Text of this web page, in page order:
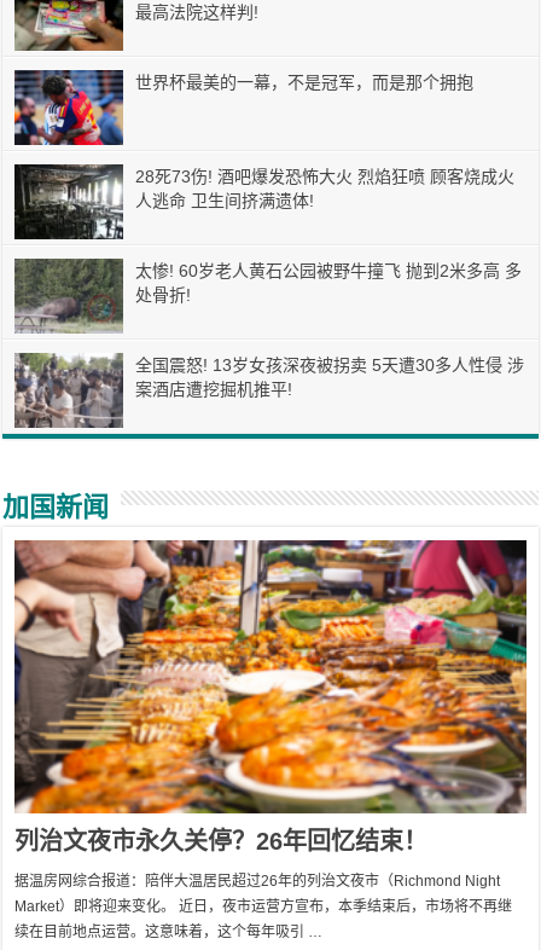
最高法院这样判!
世界杯最美的一幕，不是冠军，而是那个拥抱
28死73伤! 酒吧爆发恐怖大火 烈焰狂喷 顾客烧成火
人逃命 卫生间挤满遗体!
太惨! 60岁老人黄石公园被野牛撞飞 抛到2米多高 多
处骨折!
全国震怒! 13岁女孩深夜被拐卖 5天遭30多人性侵 涉
案酒店遭挖掘机推平!
加国新闻
列治文夜市永久关停？26年回忆结束！
据温房网综合报道：陪伴大温居民超过26年的列治文夜市（Richmond Night
Market）即将迎来变化。 近日，夜市运营方宣布，本季结束后，市场将不再继
续在目前地点运营。这意味着，这个每年吸引 …